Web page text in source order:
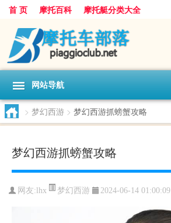
首 页 摩托百科 摩托艇分类大全
网站导航
> 梦幻西游 > 梦幻西游抓螃蟹攻略
梦幻西游抓螃蟹攻略
网友: lhx 梦幻西游 2024-06-14 01:00:09